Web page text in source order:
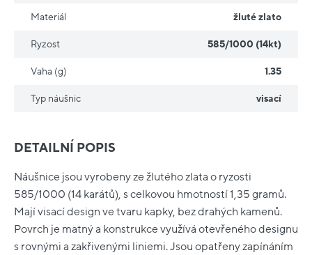
DETAILNÍ POPIS
Náušnice jsou vyrobeny ze žlutého zlata o ryzosti
585/1000 (14 karátů), s celkovou hmotností 1,35 gramů.
Mají visací design ve tvaru kapky, bez drahých kamenů.
Povrch je matný a konstrukce využívá otevřeného designu
s rovnými a zakřivenými liniemi. Jsou opatřeny zapínáním
Materiál žluté zlato
Ryzost 585/1000 (14kt)
Vaha (g) 1.35
Typ náušnic visací